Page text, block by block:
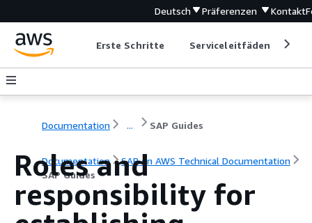
Deutsch Präferenzen Kontakt
Erste Schritte Serviceleitfäden
Documentation ... SAP Guides
Documentation
SAP on AWS Technical Documentation
SAP Guides
Roles and
responsibility for